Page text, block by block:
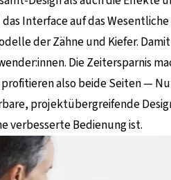
Interface auf das
der Zähne und Kiefer.
Die Zeitersparnis
profitieren also beide Seiten —
projektübergreifende
verbesserte Bedienung ist.